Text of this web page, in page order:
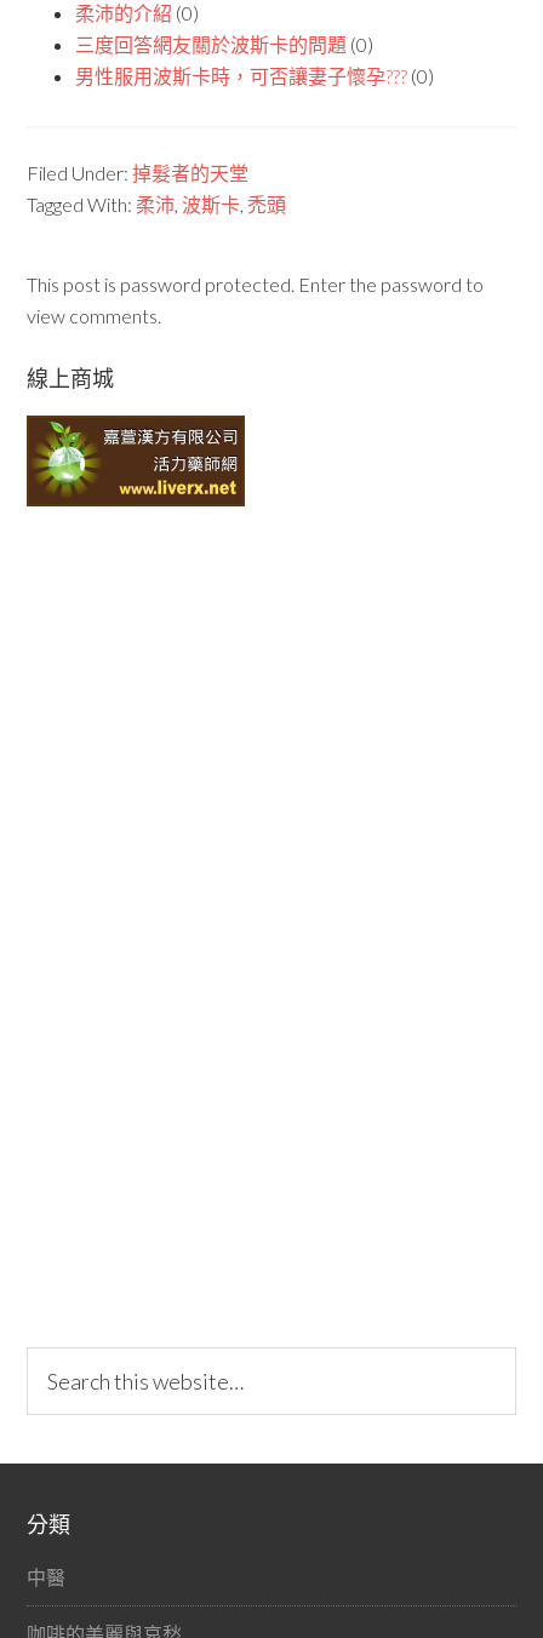
柔沛的介紹 (0)
三度回答網友關於波斯卡的問題 (0)
男性服用波斯卡時，可否讓妻子懷孕??? (0)
Filed Under:掉髮者的天堂
Tagged With: 柔沛, 波斯卡,禿頭
This post is password protected. Enter the password to
view comments.
線上商城
分類
中醫